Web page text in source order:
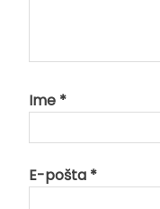
Ime *
E-pošta *